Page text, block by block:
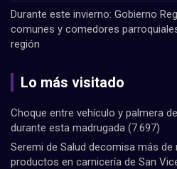
Durante este invierno: Gobierno
comunes y comedores
región
Lo más visitado
Choque entre vehículo y palmera
durante esta madrugada (7.697)
Seremi de Salud decomisa más de
productos en carnicería de San